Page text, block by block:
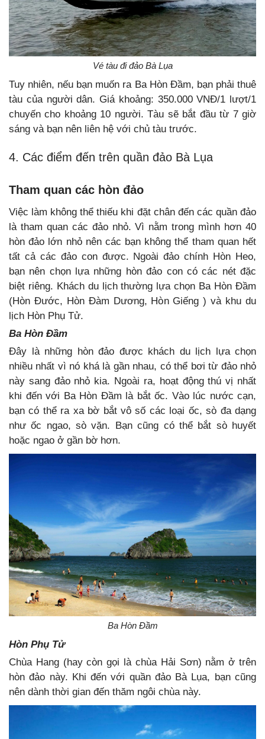
Vé tàu đi đảo Bà Lụa
Tuy nhiên, nếu bạn muốn ra Ba Hòn Đầm, bạn phải thuê
tàu của người dân. Giá khoảng: 350.000 VNĐ/1 lượt/1
chuyến cho khoảng 10 người. Tàu sẽ bắt đầu từ 7 giờ
sáng và bạn nên liên hệ với chủ tàu trước.
4. Các điểm đến trên quần đảo Bà Lụa
Tham quan các hòn đảo
Việc làm không thể thiếu khi đặt chân đến các quần đảo
là tham quan các đảo nhỏ. Vì nằm trong mình hơn 40
hòn đảo lớn nhỏ nên các bạn không thể tham quan hết
tất cả các đảo con được. Ngoài đảo chính Hòn Heo,
bạn nên chọn lựa những hòn đảo con có các nét đặc
biệt riêng. Khách du lịch thường lựa chọn Ba Hòn Đầm
(Hòn Đước, Hòn Đàm Dương, Hòn Giếng ) và khu du
lịch Hòn Phụ Tử.
Ba Hòn Đầm
Đây là những hòn đảo được khách du lịch lựa chọn
nhiều nhất vì nó khá là gần nhau, có thể bơi từ đảo nhỏ
này sang đảo nhỏ kia. Ngoài ra, hoạt động thú vị nhất
khi đến với Ba Hòn Đầm là bắt ốc. Vào lúc nước cạn,
bạn có thể ra xa bờ bắt vô số các loại ốc, sò đa dạng
như ốc ngao, sò vặn. Bạn cũng có thể bắt sò huyết
hoặc ngao ở gần bờ hơn.
Ba Hòn Đầm
Hòn Phụ Tử
Chùa Hang (hay còn gọi là chùa Hải Sơn) nằm ở trên
hòn đảo này. Khi đến với quần đảo Bà Lụa, bạn cũng
nên dành thời gian đến thăm ngôi chùa này.